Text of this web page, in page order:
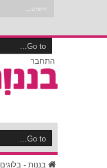
התחבר
בננות - בלוגים